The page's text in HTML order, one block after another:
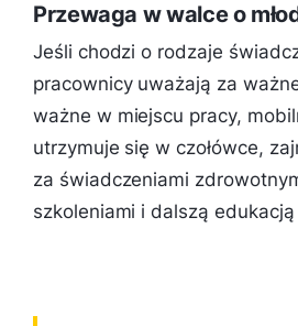
Przewaga w walce o
Jeśli chodzi o rodzaje
pracownicy uważają za
ważne w miejscu pracy,
utrzymuje się w czołówce,
za świadczeniami
szkoleniami i dalszą edukacją